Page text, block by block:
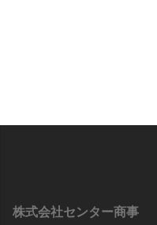
株式会社センター商事